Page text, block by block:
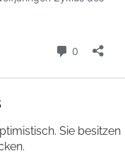
Sie besitzen